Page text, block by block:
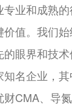
业和成熟的
值。我们
眼界和技
名企业，
CMA、导